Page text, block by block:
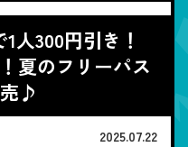
人300円引き！
夏のフリーパス
♪
2025.07.22